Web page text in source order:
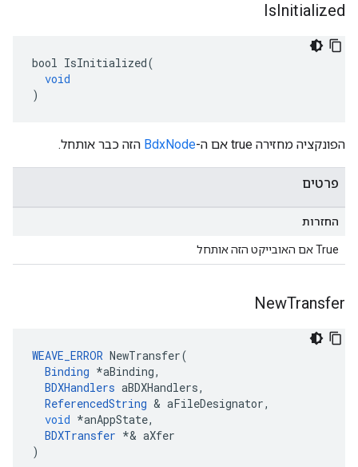
IsInitialized
bool IsInitialized(
void
)
הפונקציה מחזירה true אם ה- BdxNode הזה כבר אותחל.
פרטים
החזרות
True אם האובייקט הזה אותחל
NewTransfer
WEAVE_ERROR NewTransfer(
Binding *aBinding,
BDXHandlers aBDXHandlers,
ReferencedString & aFileDesignator,
void *anAppState,
BDXTransfer *& aXfer
)